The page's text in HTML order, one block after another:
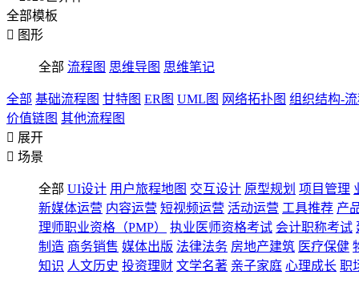
全部模板
 图形
全部 流程图 思维导图 思维笔记
全部 基础流程图 甘特图 ER图 UML图 网络拓扑图 组织结构-
价值链图 其他流程图
 展开
 场景
全部 UI设计 用户旅程地图 交互设计 原型规划 项目管理
新媒体运营 内容运营 短视频运营 活动运营 工具推荐 产
理师职业资格（PMP）
执业医师资格考试 会计职称考试
制造 商务销售 媒体出版 法律法务 房地产建筑 医疗保健
知识 人文历史 投资理财 文学名著 亲子家庭 心理成长 职